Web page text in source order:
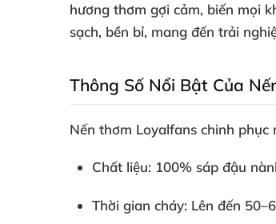
hương thơm gợi cảm, biến mọi
sạch, bền bỉ, mang đến trải
Thông Số Nổi Bật Của
Nến thơm Loyalfans chinh phục
Chất liệu: 100% sáp đậu
Thời gian cháy: Lên đến